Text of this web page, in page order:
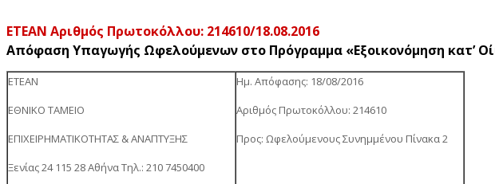
ΕΤΕΑΝ Αριθμός Πρωτοκόλλου: 214610/18.08.2016
Απόφαση Υπαγωγής Ωφελούμενων στο Πρόγραμμα «Εξοικονόμηση κατ’
ΕΤΕΑΝ
ΕΘΝΙΚΟ ΤΑΜΕΙΟ
ΕΠΙΧΕΙΡΗΜΑΤΙΚΟΤΗΤΑΣ & ΑΝΑΠΤΥΞΗΣ
Ξενίας 24 115 28 Αθήνα Τηλ.: 210 7450400
Ημ. Απόφασης: 18/08/2016
Αριθμός Πρωτοκόλλου: 214610
Προς: Ωφελούμενους Συνημμένου Πίνακα 2